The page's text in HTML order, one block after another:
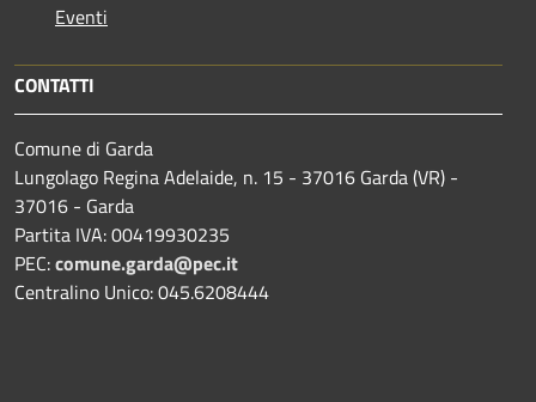
Eventi
CONTATTI
Comune di Garda
Lungolago Regina Adelaide, n. 15 - 37016 Garda (VR) -
37016 - Garda
Partita IVA: 00419930235
PEC:comune.garda@pec.it
Centralino Unico: 045.6208444